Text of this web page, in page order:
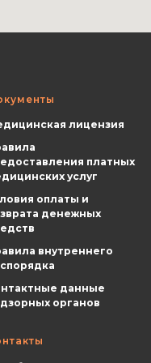
лицензия
платных
услуг
оплаты и
денежных
внутреннего
данные
органов